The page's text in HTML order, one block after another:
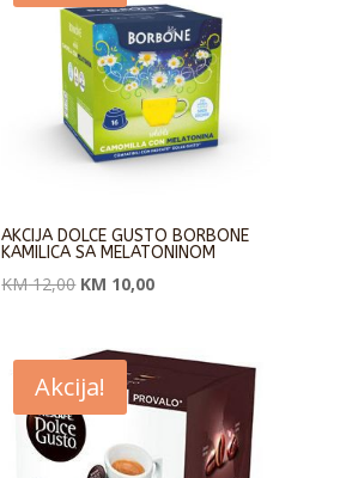
AKCIJA DOLCE GUSTO BORBONE
KAMILICA SA MELATONINOM
KM12,00 Originalna
bila:
KM 12,00.
KM 10,00Trenutna
KM 10,00.
Akcija!